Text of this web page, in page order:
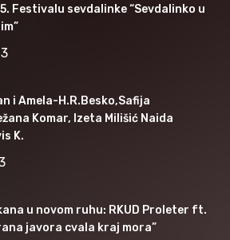
Festivalu sevdalinke “Sevdalinko u
i Amela-H.R.Besko,Safija
Komar, Izeta Milišić Naida
K.
u novom ruhu: RKUD Proleter ft.
javora cvala kraj mora”